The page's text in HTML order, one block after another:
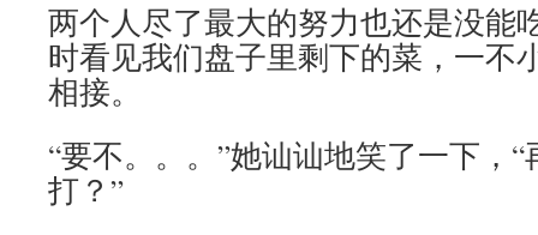
两个人尽了最大的努力也还是没能
时看见我们盘子里剩下的菜，一不
相接。
“要不。。。”她讪讪地笑了一下，
打？”